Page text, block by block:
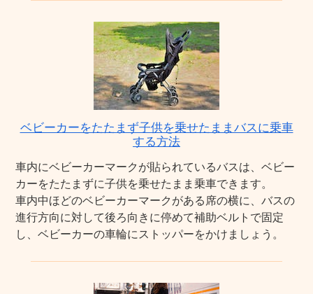
ベビーカーをたたまず子供を乗せたままバスに乗車
する方法
車内にベビーカーマークが貼られているバスは、ベビー
カーをたたまずに子供を乗せたまま乗車できます。
車内中ほどのベビーカーマークがある席の横に、バスの
進行方向に対して後ろ向きに停めて補助ベルトで固定
し、ベビーカーの車輪にストッパーをかけましょう。